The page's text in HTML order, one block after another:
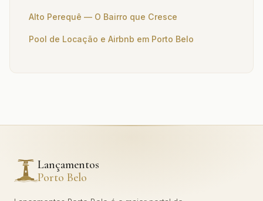
Alto Perequê — O Bairro que Cresce
Pool de Locação e Airbnb em Porto Belo
Lançamentos
Porto Belo